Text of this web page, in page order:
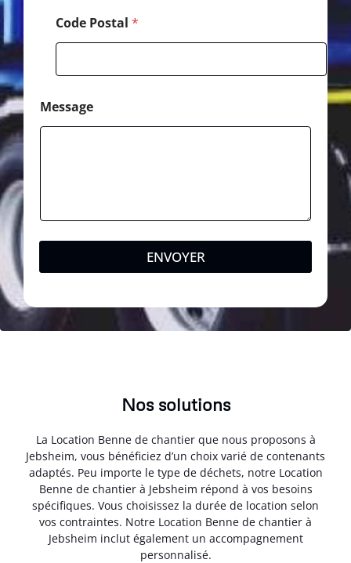
Code Postal *
Message
ENVOYER
Nos solutions
La Location Benne de chantier que nous proposons à
Jebsheim, vous bénéficiez d’un choix varié de contenants
adaptés. Peu importe le type de déchets, notre Location
Benne de chantier à Jebsheim répond à vos besoins
spécifiques. Vous choisissez la durée de location selon
vos contraintes. Notre Location Benne de chantier à
Jebsheim inclut également un accompagnement
personnalisé.